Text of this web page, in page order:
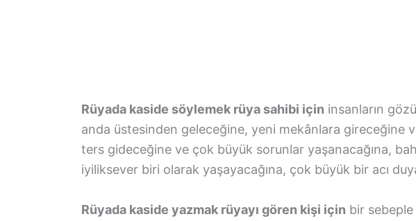
Rüyada kaside söylemek rüya sahibi için insanların
anda üstesinden geleceğine, yeni mekânlara gireceğine
ters gideceğine ve çok büyük sorunlar yaşanacağına,
iyiliksever biri olarak yaşayacağına, çok büyük bir acı
Rüyada kaside yazmak rüyayı gören kişi için bir